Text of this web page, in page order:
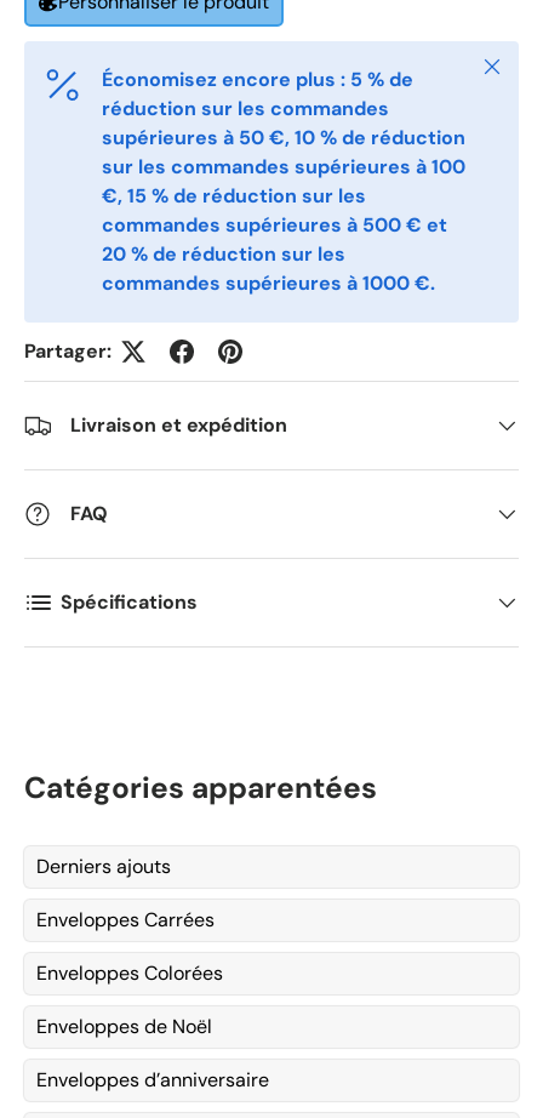
Phone
Postal Code *
Quantity
Comments
Économisez encore plus : 5 % de
réduction sur les commandes
supérieures à 50 €, 10 % de réduction
sur les commandes supérieures à 100
€, 15 % de réduction sur les
commandes supérieures à 500 € et
20 % de réduction sur les
commandes supérieures à 1000 €.
Fermer
Partager:
Livraison et expédition
FAQ
Spécifications
Catégories apparentées
Derniers ajouts
Enveloppes Carrées
Enveloppes Colorées
Enveloppes de Noël
Enveloppes d’anniversaire